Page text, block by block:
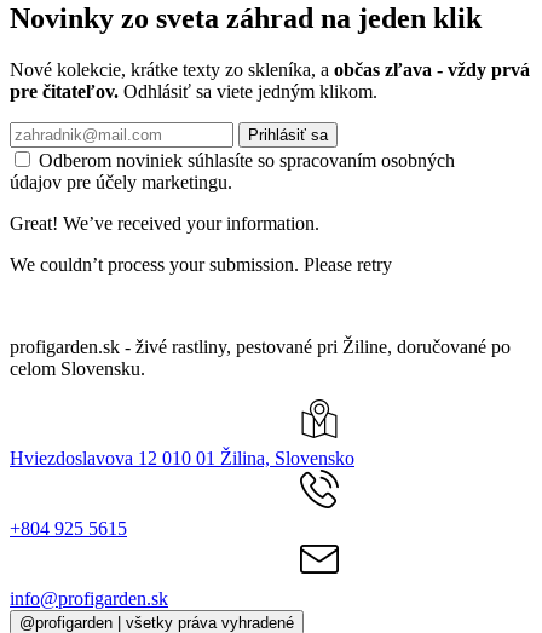
Novinky zo sveta záhrad na jeden klik
Nové kolekcie, krátke texty zo skleníka, a občas zľava - vždy prvá
pre čitateľov. Odhlásiť sa viete jedným klikom.
Prihlásiť sa
Odberom noviniek súhlasíte so spracovaním osobných
údajov pre účely marketingu.
Great! We’ve received your information.
We couldn’t process your submission. Please retry
profigarden.sk - živé rastliny, pestované pri Žiline, doručované po
celom Slovensku.
Hviezdoslavova 12 010 01 Žilina, Slovensko
+804 925 5615
info@profigarden.sk
@profigarden | všetky práva vyhradené